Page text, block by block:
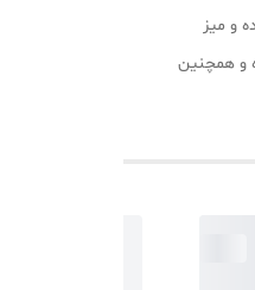
و میز
و همچنین